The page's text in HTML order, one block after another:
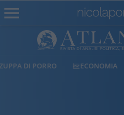
ECONOMIA LIBERILIBRI